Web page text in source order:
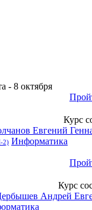
- 8 октября
Курс
Евгений
2) Информатика
Курс
Андрей